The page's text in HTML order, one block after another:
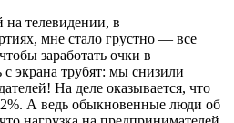
на телевидении, в
мне стало грустно — все
заработать очки в
экрана трубят: мы снизили
На деле оказывается, что
А ведь обыкновенные люди об